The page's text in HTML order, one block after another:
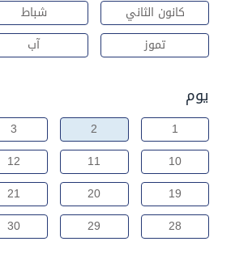
كانون الثاني شباط
تموز
آب
يوم
1
2
3
10
11
12
19
20
21
28
29
30